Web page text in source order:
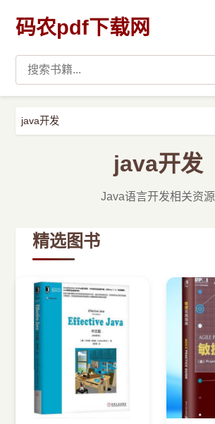
码农pdf下载网
系统编程
新兴语言
java开发
java开发
Java语言开发相关资源
精选图书